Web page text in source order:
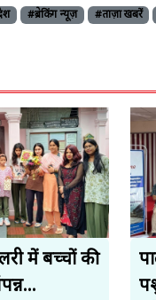
#ब्रेकिंग न्यूज़ #ताज़ा खबरें
में बच्चों की